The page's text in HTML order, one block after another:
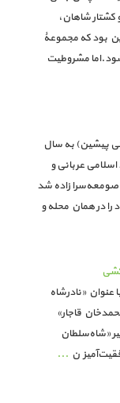
شاهان،
بود که مجموعۀ
مشروطیت
پیشین) به سال
اسلامی عربانی و
صومعه‌سرا زاده شد
در همان محله و
«نادرشاه
قاجار»
«شاه‌سلطان
ن ...